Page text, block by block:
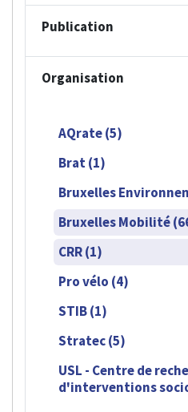
Publication
Organisation
AQrate (5)
Brat (1)
Bruxelles
Bruxelles Mobilité
CRR (1)
Pro vélo (4)
STIB (1)
Stratec (5)
USL - Centre de
d'interventions